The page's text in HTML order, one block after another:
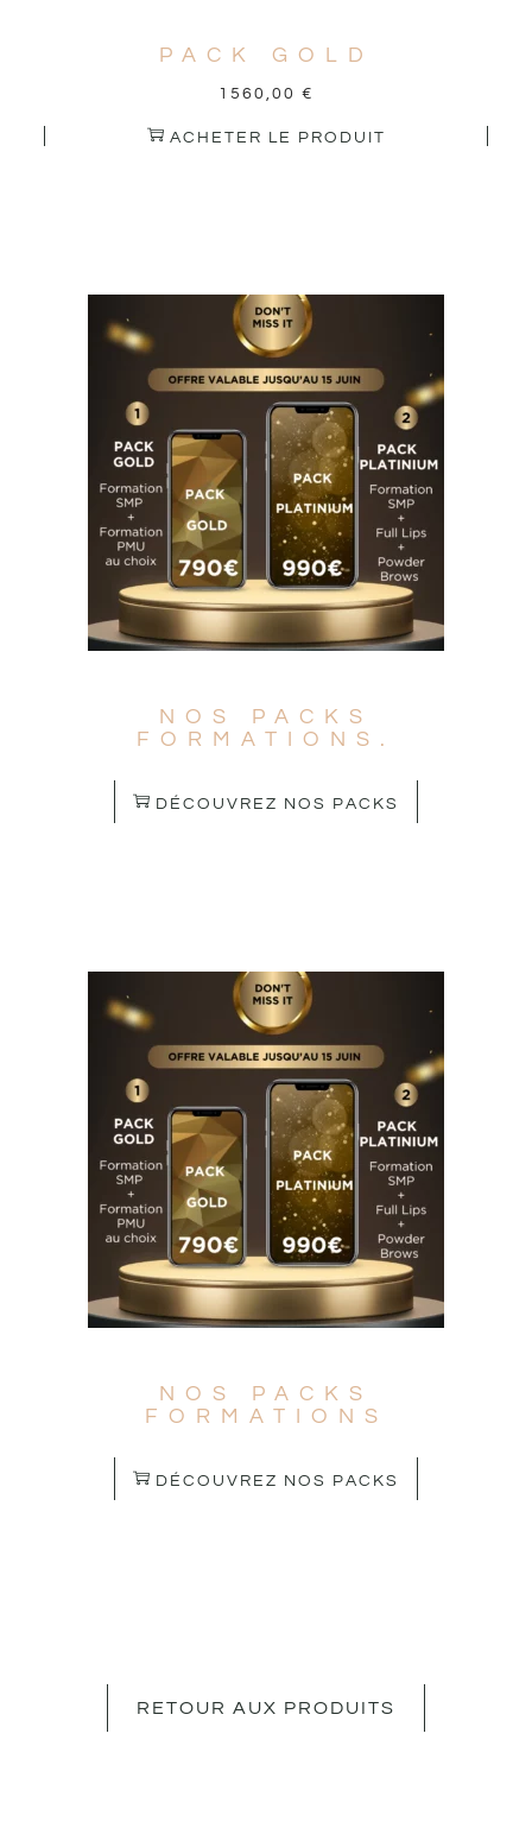
PACK GOLD
1560,00 €
ACHETER LE PRODUIT
NOS PACKS
FORMATIONS.
DÉCOUVREZ NOS PACKS
NOS PACKS
FORMATIONS
DÉCOUVREZ NOS PACKS
RETOUR AUX PRODUITS